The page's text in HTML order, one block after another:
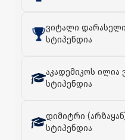
ვიტალი
სტიპენდია
აკადემიკოს ილია
სტიპენდია
დიმიტრი
სტიპენდია